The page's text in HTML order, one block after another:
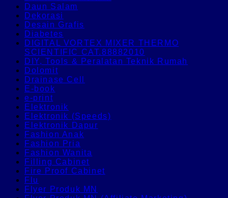
Daun Salam
Dekorasi
Desain Grafis
Diabetes
DIGITAL VORTEX MIXER THERMO
SCIENTIFIC CAT.88882010
DIY, Tools & Peralatan Teknik Rumah
Dolomit
Drainase Cell
E-book
e-print
Elektronik
Elektronik (Speeds)
Elektronik Dapur
Fashion Anak
Fashion Pria
Fashion Wanita
Filling Cabinet
Fire Proof Cabinet
Flu
Flyer Produk MN